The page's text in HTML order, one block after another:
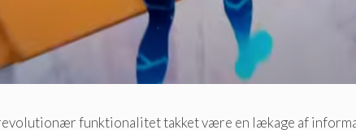
funktionalitet takket være en lækage af